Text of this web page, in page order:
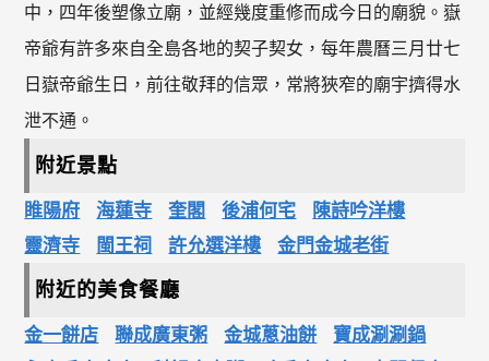
中，四年後塑像立廟，並經幾度重修而成今日的廟貌。嶽
帝爺有許多來自全島各地的契子契女，每年農曆三月廿七
日嶽帝爺生日，前往敬拜的信眾，常將狹窄的廟宇擠得水
泄不通。
附近景點
睢陽府 海蓮寺 奎閣 後浦何宅
陳詩吟洋樓
靈濟寺
閩王祠 許允選洋樓 金門金城老街
附近的美食餐廳
金一餅店 聯成廣東粥 金城蔥油餅
寶成涮涮鍋